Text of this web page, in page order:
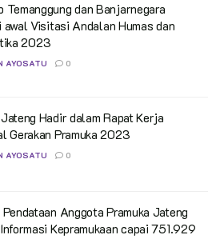
Temanggung dan Banjarnegara
awal Visitasi Andalan Humas dan
2023
AYOSATU 0
Hadir dalam Rapat Kerja
Gerakan Pramuka 2023
AYOSATU 0
Pendataan Anggota Pramuka Jateng
Kepramukaan capai 751.929